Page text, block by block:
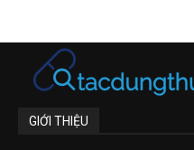
GIỚI THIỆU